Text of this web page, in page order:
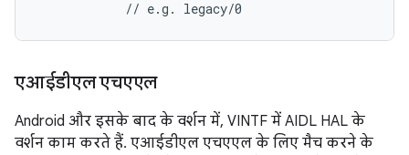
एआईडीएल एचएएल
Android और इसके बाद के वर्शन में, VINTF में AIDL HAL के
वर्शन काम करते हैं. एआईडीएल एचएएल के लिए मैच करने के